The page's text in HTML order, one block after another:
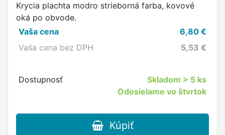
Krycia plachta modro strieborná farba, kovové
oká po obvode.
Vaša cena
6,80 €
Vaša cena bez DPH
5,53 €
Dostupnosť Skladom > 5 ks
Odosielame vo štvrtok
Kúpiť